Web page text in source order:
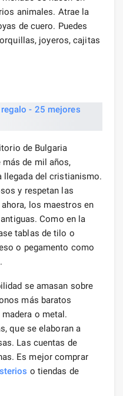
animales. Atrae la
de cuero. Puedes
joyeros, cajitas
de Bulgaria
de mil años,
llegada del cristianismo.
y respetan las
los maestros en
antiguas. Como en la
tablas de tilo o
o pegamento como
se amasan sobre
más baratos
o metal.
que se elaboran a
Las cuentas de
Es mejor comprar
o tiendas de